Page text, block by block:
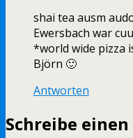
shai tea ausm
Ewersbach war
*world wide pizza
Björn 🙂
Antworten
Schreibe